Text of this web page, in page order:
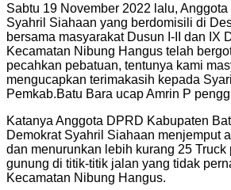
Sabtu 19 November 2022 lalu,
Syahril Siahaan yang berdomisili di
bersama masyarakat Dusun I-II dan IX
Kecamatan Nibung Hangus telah
pecahkan pebatuan, tentunya kami
mengucapkan terimakasih kepada
Pemkab.Batu Bara ucap Amrin P
Katanya Anggota DPRD Kabupaten
Demokrat Syahril Siahaan menjemput
dan menurunkan lebih kurang 25 Truck
gunung di titik-titik jalan yang tidak
Kecamatan Nibung Hangus.